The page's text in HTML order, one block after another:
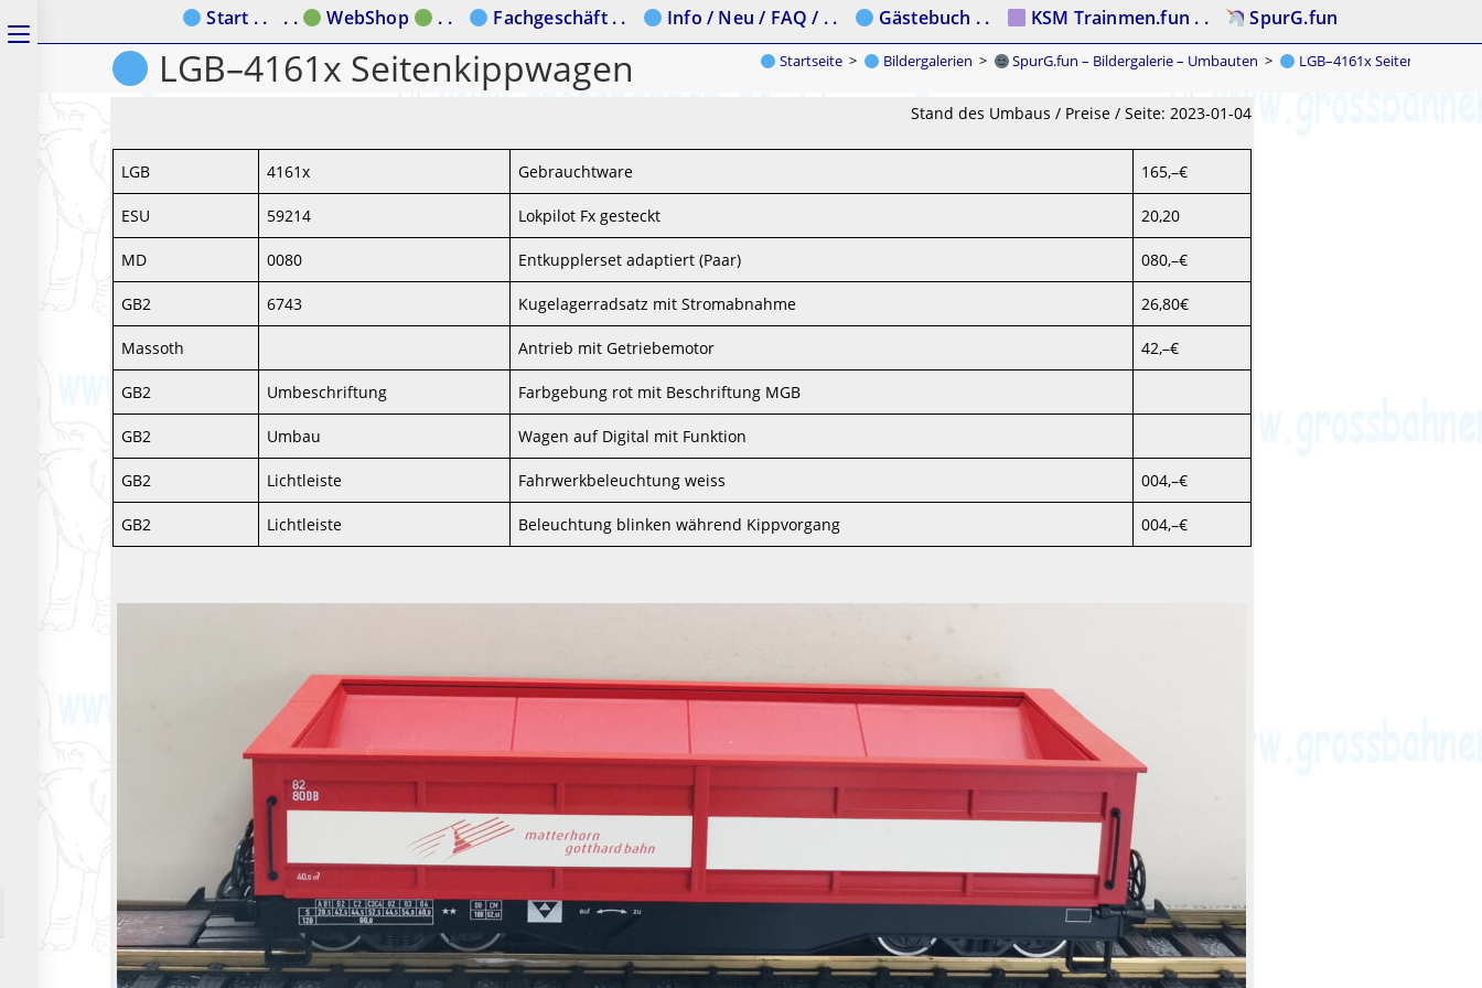
Inhalt
Start . . . . WebShop . . Fachgeschäft . . Info / Neu / FAQ / . . Gästebuch . . KSM Trainmen.fun . . SpurG.fun
Schalte
LGB–4161x Seitenkippwagen Startseite > Bildergalerien > SpurG.fun – Bildergalerie – Umbauten > LGB–4161x
Stand des Umbaus / Preise / Seite: 2023-01-04
LGB 4161x Gebrauchtware 165,–€
ESU 59214 Lokpilot Fx gesteckt 20,20
MD 0080 Entkupplerset adaptiert (Paar) 080,–€
GB2 6743 Kugelagerradsatz mit Stromabnahme 26,80€
Massoth Antrieb mit Getriebemotor 42,–€
GB2 Umbeschriftung Farbgebung rot mit Beschriftung MGB
GB2 Umbau Wagen auf Digital mit Funktion
GB2 Lichtleiste Fahrwerkbeleuchtung weiss 004,–€
GB2 Lichtleiste Beleuchtung blinken während Kippvorgang 004,–€